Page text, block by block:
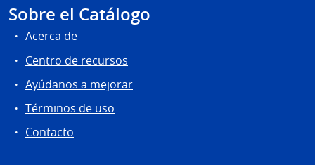
Sobre el Catálogo
Acerca de
Centro de recursos
Ayúdanos a mejorar
Términos de uso
Contacto